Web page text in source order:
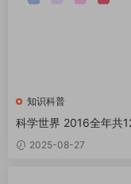
知识科普
科学世界 2016全年共
F
2025-08-27